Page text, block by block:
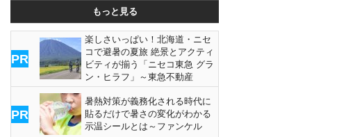
もっと見る
PR
楽しさいっぱい！北海道・ニセ
コで避暑の夏旅 絶景とアクティ
ビティが揃う「ニセコ東急 グラ
ン・ヒラフ」～東急不動産
PR
暑熱対策が義務化される時代に
貼るだけで暑さの変化がわかる
示温シールとは～ファンケル